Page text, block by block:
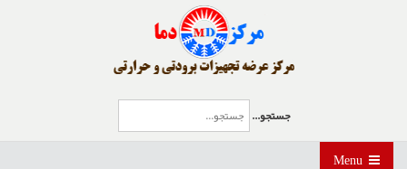
جستجو...